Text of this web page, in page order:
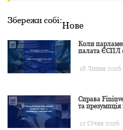
Збережи собі:Нове
Коли
палата ЄСПЛ
18 Липня 2026
Справа
та презумпція
12 Січня 2026